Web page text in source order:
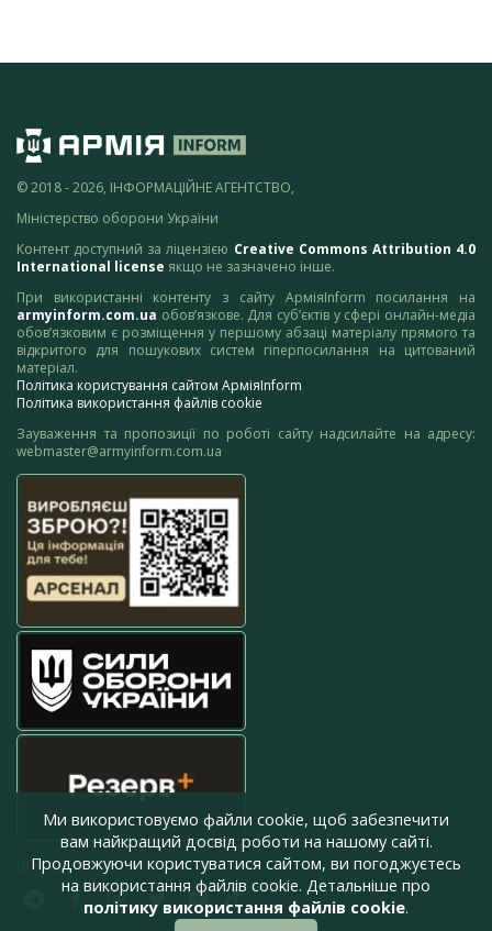
© 2018 - 2026, ІНФОРМАЦІЙНЕ АГЕНТСТВО,
Міністерство оборони України
Контент доступний за ліцензією Creative Commons Attribution 4.0
International license якщо не зазначено інше.
При використанні контенту з сайту АрміяInform посилання на
armyinform.com.ua обов’язкове. Для суб’єктів у сфері онлайн-медіа
обов’язковим є розміщення у першому абзаці матеріалу прямого та
відкритого для пошукових систем гіперпосилання на цитований
матеріал.
Політика користування сайтом АрміяInform
Політика використання файлів cookie
Зауваження та пропозиції по роботі сайту надсилайте на адресу:
webmaster@armyinform.com.ua
press@armyinform.com.ua
Ми використовуємо файли cookie, щоб забезпечити
вам найкращий досвід роботи на нашому сайті.
Продовжуючи користуватися сайтом, ви погоджуєтесь
на використання файлів cookie. Детальніше про
політику використання файлів cookie.